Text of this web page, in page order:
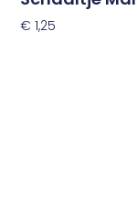
€ 1,25